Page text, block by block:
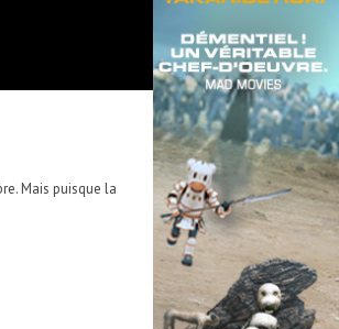
Mais puisque la